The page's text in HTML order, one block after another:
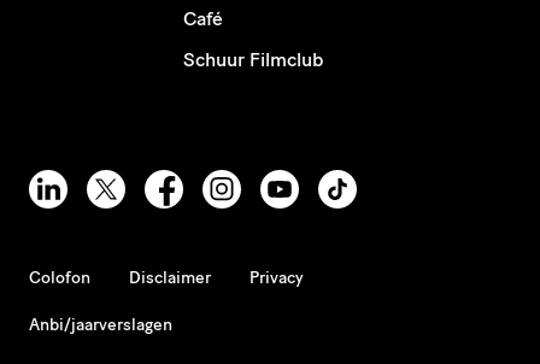
Café
Schuur Filmclub
Colofon Disclaimer Privacy
Anbi/jaarverslagen